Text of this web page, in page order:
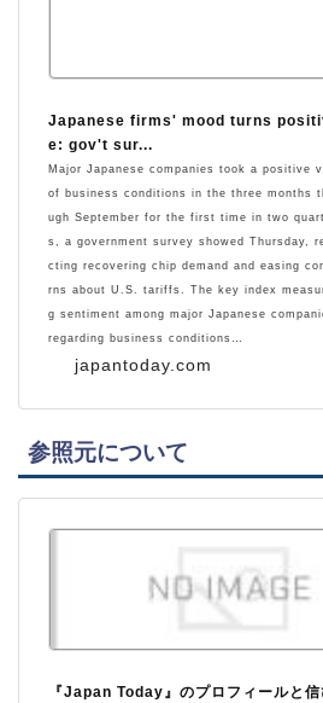
japantoday.com
Japanese firms' mood turns
e: gov't sur...
Major Japanese companies took a positive
of business conditions in the three months
ugh September for the first time in two
s, a government survey showed Thursday,
cting recovering chip demand and easing
rns about U.S. tariffs. The key index
g sentiment among major Japanese
regarding business conditions…
参照元について
『Japan Today』のプロフィールと